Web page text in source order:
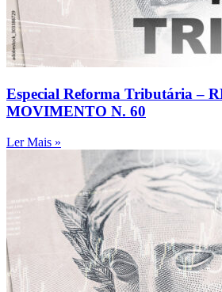
Especial Reforma Tributária –
MOVIMENTO N. 60
Ler Mais »